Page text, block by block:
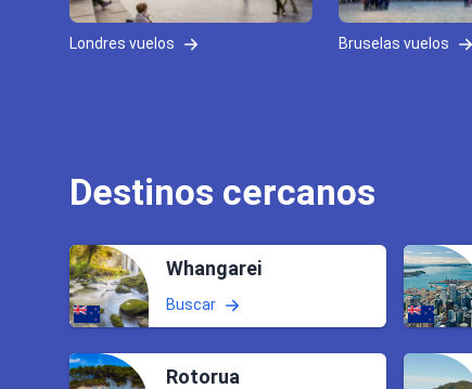
Londres vuelos Bruselas vuelos
Destinos cercanos
Whangarei
Buscar
Rotorua